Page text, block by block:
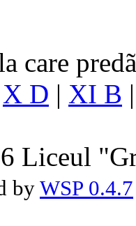
care
X D | XI B |
Liceul
by WSP 0.4.7